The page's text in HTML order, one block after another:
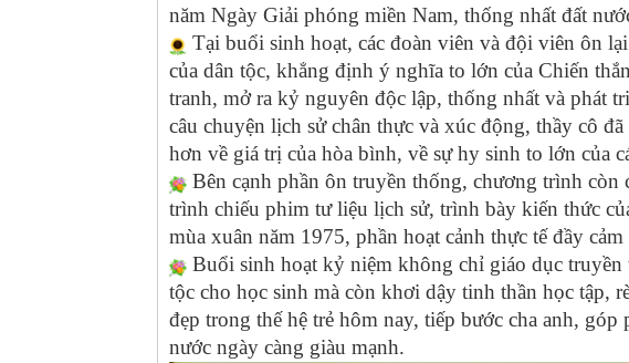
năm Ngày Giải phóng miền Nam, thống nhất đất
Tại buổi sinh hoạt, các đoàn viên và đội viên ôn
của dân tộc, khẳng định ý nghĩa to lớn của Chiến
tranh, mở ra kỷ nguyên độc lập, thống nhất và phát
câu chuyện lịch sử chân thực và xúc động, thầy cô
hơn về giá trị của hòa bình, về sự hy sinh to lớn của
Bên cạnh phần ôn truyền thống, chương trình
trình chiếu phim tư liệu lịch sử, trình bày kiến thức
mùa xuân năm 1975, phần hoạt cảnh thực tế đầy cảm
Buổi sinh hoạt kỷ niệm không chỉ giáo dục
tộc cho học sinh mà còn khơi dậy tinh thần học tập,
đẹp trong thế hệ trẻ hôm nay, tiếp bước cha anh,
nước ngày càng giàu mạnh.